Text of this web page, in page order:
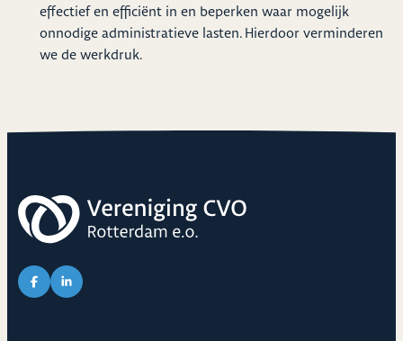
effectief en efficiënt in en beperken waar mogelijk
onnodige administratieve lasten. Hierdoor verminderen
we de werkdruk.
Link naar Facebook pagina van CVO
Link naar LinkedIn pagina van CVO